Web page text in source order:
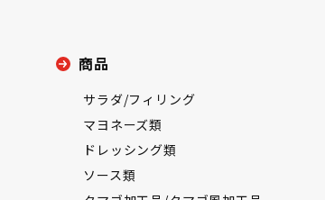
商品
サラダ/フィリング
マヨネーズ類
ドレッシング類
ソース類